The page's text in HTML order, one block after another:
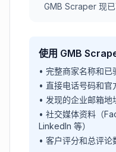
GMB Scraper 现
使用 GMB
• 完整商家名称和已
• 直接电话号码和官
• 发现的企业邮箱地
• 社交媒体资料（
LinkedIn 等）
• 客户评分和总评论